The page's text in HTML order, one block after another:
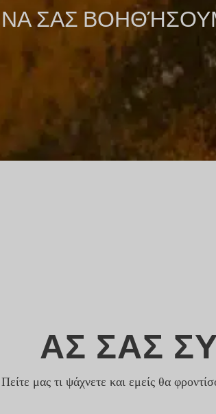
ΝΑ ΣΑΣ
ΑΣ ΣΑΣ
Πείτε μας τι ψάχνετε και εμείς θα